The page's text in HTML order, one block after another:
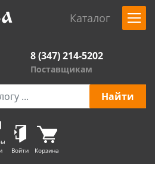
Каталог
8 (347) 214-5202
Поставщикам
Войти Корзина